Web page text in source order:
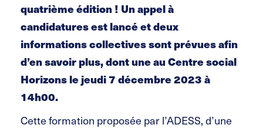
quatrième édition ! Un appel à
candidatures est lancé et deux
informations collectives sont prévues afin
d’en savoir plus, dont une au Centre social
Horizons le jeudi 7 décembre 2023 à
14h00.
Cette formation proposée par l’ADESS, d’une